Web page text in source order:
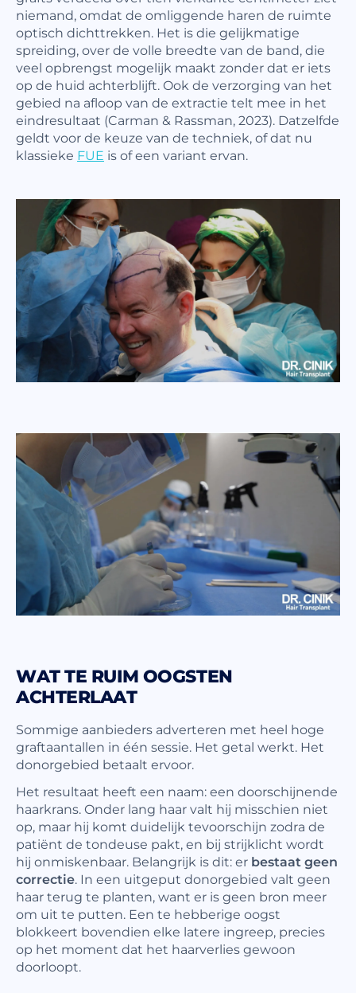
niemand, omdat de omliggende haren de ruimte
optisch dichttrekken. Het is die gelijkmatige
spreiding, over de volle breedte van de band, die
veel opbrengst mogelijk maakt zonder dat er iets
op de huid achterblijft. Ook de verzorging van het
gebied na afloop van de extractie telt mee in het
eindresultaat (Carman & Rassman, 2023). Datzelfde
geldt voor de keuze van de techniek, of dat nu
klassieke FUE is of een variant ervan.
WAT TE RUIM OOGSTEN
ACHTERLAAT
Sommige aanbieders adverteren met heel hoge
graftaantallen in één sessie. Het getal werkt. Het
donorgebied betaalt ervoor.
Het resultaat heeft een naam: een doorschijnende
haarkrans. Onder lang haar valt hij misschien niet
op, maar hij komt duidelijk tevoorschijn zodra de
patiënt de tondeuse pakt, en bij strijklicht wordt
hij onmiskenbaar. Belangrijk is dit: er bestaat geen
correctie. In een uitgeput donorgebied valt geen
haar terug te planten, want er is geen bron meer
om uit te putten. Een te hebberige oogst
blokkeert bovendien elke latere ingreep, precies
op het moment dat het haarverlies gewoon
doorloopt.